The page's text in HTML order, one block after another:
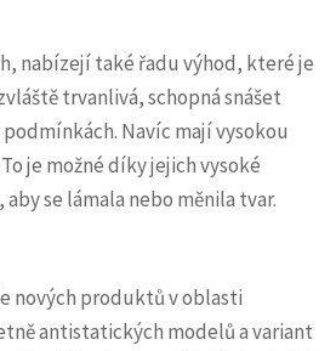
nabízejí také řadu výhod, které je
trvanlivá, schopná snášet
Navíc mají vysokou
je možné díky jejich vysoké
se lámala nebo měnila tvar.
nových produktů v oblasti
antistatických modelů a variant